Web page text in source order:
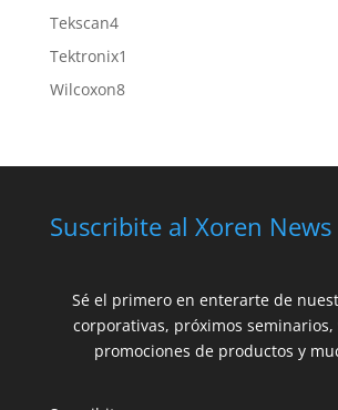
Tekscan44
productos
Tektronix1
Wilcoxon88
Suscribite al Xoren News
Sé el primero en enterarte de
corporativas, próximos seminarios,
promociones de productos y